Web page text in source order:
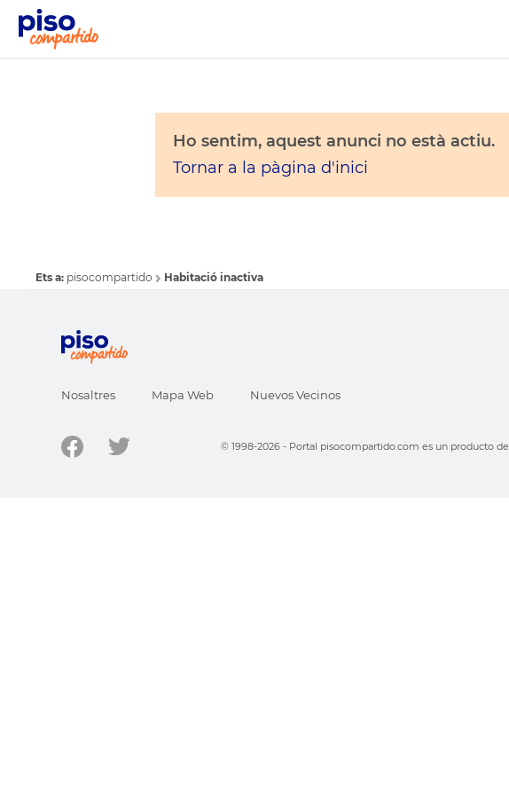
Ho sentim, aquest anunci no està actiu.
Tornar a la pàgina d'inici
Ets a: pisocompartido Habitació inactiva
Nosaltres Mapa Web Nuevos Vecinos
© 1998-2026 - Portal pisocompartido.com es un producto de